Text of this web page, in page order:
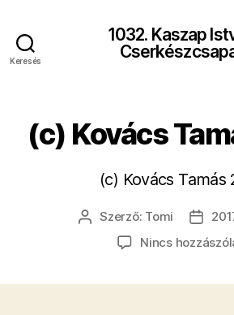
Keresés
1032. Kaszap
(c) Kovács
(c) Kovács Tamás
Bejegyzés
szerzője
Szerző: Tomi
Nincs